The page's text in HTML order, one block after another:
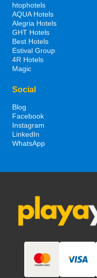
htophotels
AQUA Hotels
Alegria Hotels
GHT Hotels
Best Hotels
Estival Group
4R Hotels
Magic
Social
Blog
Facebook
Instagram
LinkedIn
WhatsApp